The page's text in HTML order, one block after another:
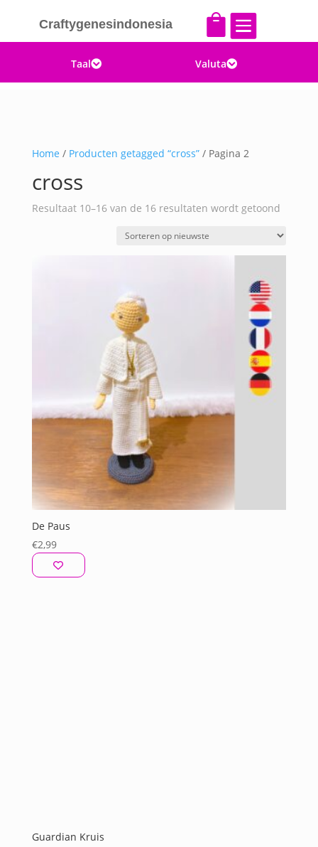
Craftygenesindonesia  
Taal Valuta
Home / Producten getagged “cross”/ Pagina 2
cross
Resultaat 10–16 van de 16 resultaten wordt getoond
De Paus
€2,99
Guardian Kruis